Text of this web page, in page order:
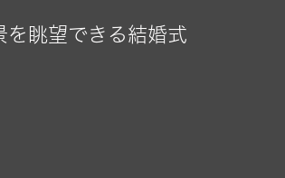
を眺望できる結婚式